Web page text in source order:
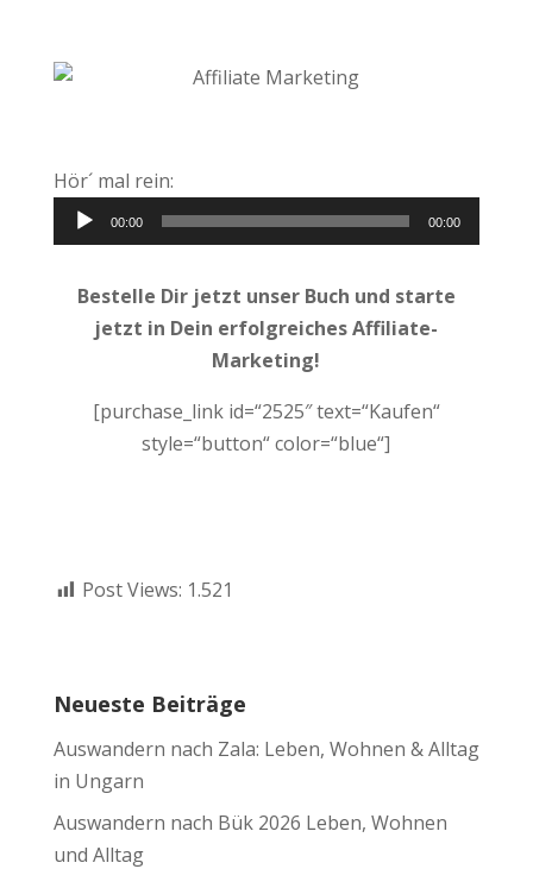
Hör´ mal rein:
Audio-
Player
00:00 00:00
Bestelle Dir jetzt unser Buch und starte
jetzt in Dein erfolgreiches Affiliate-
Marketing!
[purchase_link id=“2525″ text=“Kaufen“
style=“button“ color=“blue“]
Post Views: 1.521
Neueste Beiträge
Auswandern nach Zala: Leben, Wohnen & Alltag
in Ungarn
Auswandern nach Bük 2026 Leben, Wohnen
und Alltag